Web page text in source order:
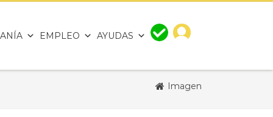
EMPLEO AYUDAS
Imagen